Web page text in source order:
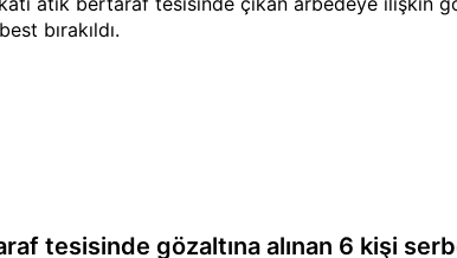
bırakıldı.
tesisinde gözaltına alınan 6 kişi